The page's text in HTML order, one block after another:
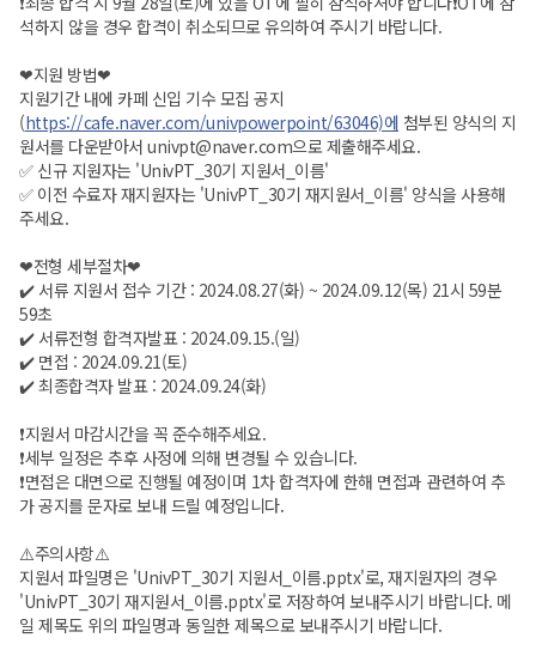
석하지 않을 경우 합격이 취소되므로 유의하여 주시기 바랍니다.
❤지원 방법❤
지원기간 내에 카페 신입 기수 모집 공지
(https://cafe.naver.com/univpowerpoint/63046)에 첨부된 양식의 지
원서를 다운받아서 univpt@naver.com으로 제출해주세요.
✅ 신규 지원자는 'UnivPT_30기 지원서_이름'
✅ 이전 수료자 재지원자는 'UnivPT_30기 재지원서_이름' 양식을 사용해
주세요.
❤전형 세부절차❤
✔️ 서류 지원서 접수 기간 : 2024.08.27(화) ~ 2024.09.12(목) 21시 59분
59초
✔️ 서류전형 합격자발표 : 2024.09.15.(일)
✔️ 면접 : 2024.09.21(토)
✔️ 최종합격자 발표 : 2024.09.24(화)
❗️지원서 마감시간을 꼭 준수해주세요.
❗️세부 일정은 추후 사정에 의해 변경될 수 있습니다.
❗️면접은 대면으로 진행될 예정이며 1차 합격자에 한해 면접과 관련하여 추
가 공지를 문자로 보내 드릴 예정입니다.
⚠️주의사항⚠️
지원서 파일명은 'UnivPT_30기 지원서_이름.pptx'로, 재지원자의 경우
'UnivPT_30기 재지원서_이름.pptx'로 저장하여 보내주시기 바랍니다. 메
일 제목도 위의 파일명과 동일한 제목으로 보내주시기 바랍니다.